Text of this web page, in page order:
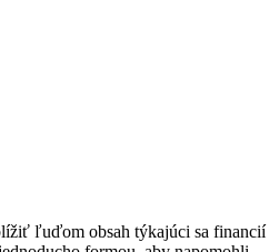
ľuďom obsah týkajúci sa financií